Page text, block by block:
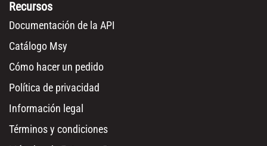
Recursos
Documentación de la API
Catálogo Msy
Cómo hacer un pedido
Política de privacidad
Información legal
Términos y condiciones